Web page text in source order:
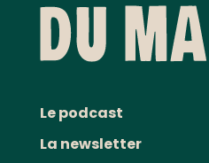
Le podcast
La newsletter